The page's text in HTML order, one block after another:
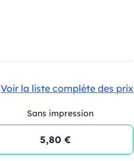
Voir la liste complète des prix
Sans impression
5,80 €